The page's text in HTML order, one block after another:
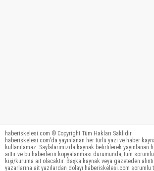
haberiskelesi.com © Copyright Tüm Hakları Saklıdır
haberiskelesi.com'da yayınlanan her türlü yazı ve haber
kullanılamaz. Sayfalarımızda kaynak belirtilerek yayınlanan
aittir ve bu haberlerin kopyalanması durumunda, tüm
kişi/kuruma ait olacaktır. Başka kaynak veya gazeteden
yazarlarına ait yazılardan dolayı haberiskelesi.com sorumlu